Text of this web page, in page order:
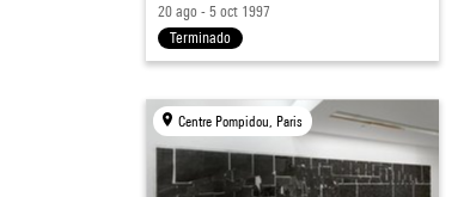
20 ago - 5 oct 1997
Terminado
Centre Pompidou, Paris